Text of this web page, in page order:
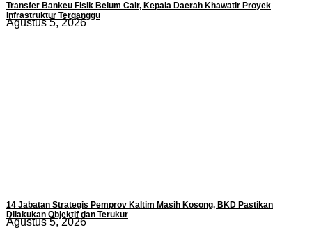
Transfer Bankeu Fisik Belum Cair, Kepala Daerah Khawatir Proyek
Infrastruktur Terganggu
Agustus 5, 2026
14 Jabatan Strategis Pemprov Kaltim Masih Kosong, BKD Pastikan
Dilakukan Objektif dan Terukur
Agustus 5, 2026